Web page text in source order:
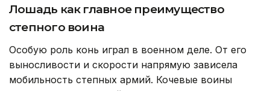
Лошадь как главное преимущество
степного воина
Особую роль конь играл в военном деле. От его
выносливости и скорости напрямую зависела
мобильность степных армий. Кочевые воины